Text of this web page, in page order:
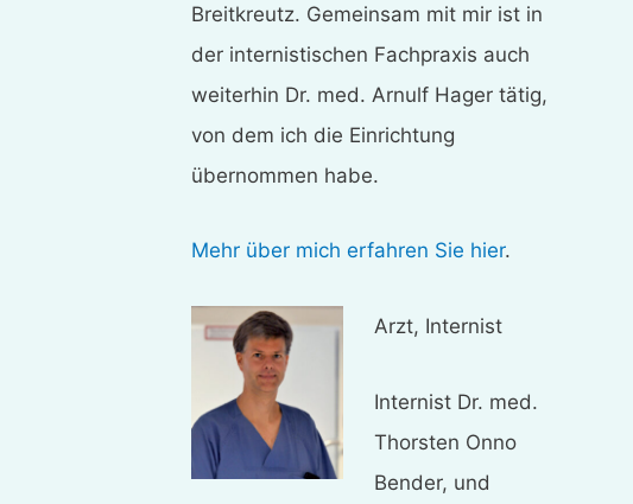
Breitkreutz. Gemeinsam mit mir ist in
der internistischen Fachpraxis auch
weiterhin Dr. med. Arnulf Hager tätig,
von dem ich die Einrichtung
übernommen habe.
Mehr über mich erfahren Sie hier.
Arzt, Internist
Internist Dr. med.
Thorsten Onno
Bender, und